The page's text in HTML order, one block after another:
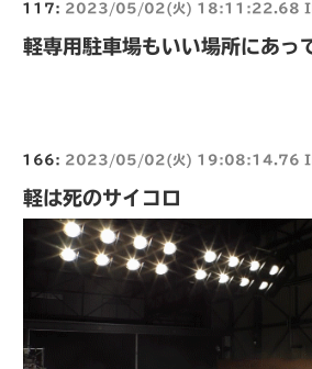
117: 2023/05/02(火) 18:11:22.68
軽専用駐車場もいい場所にあっ
166: 2023/05/02(火) 19:08:14.76
軽は死のサイコロ